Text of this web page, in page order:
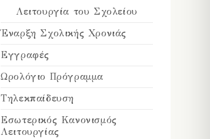
Λειτουργία του Σχολείου
Έναρξη Σχολικής Χρονιάς
Εγγραφές
Ωρολόγιο Πρόγραμμα
Τηλεκπαίδευση
Εσωτερικός Κανονισμός
Λειτουργίας